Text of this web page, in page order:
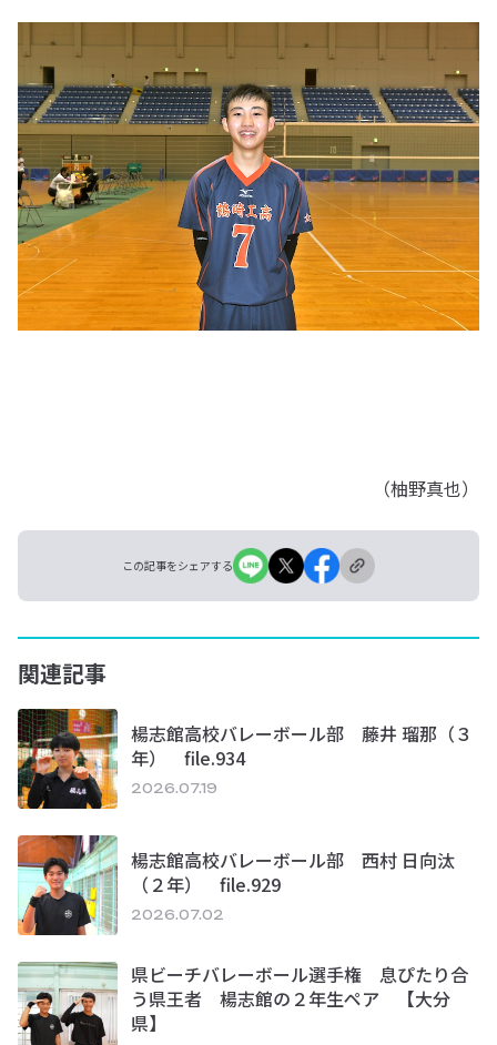
（柚野真也）
この記事をシェアする
関連記事
楊志館高校バレーボール部 藤井 瑠那（３
年） file.934
2026.07.19
楊志館高校バレーボール部 西村 日向汰
（２年） file.929
2026.07.02
県ビーチバレーボール選手権 息ぴたり合
う県王者 楊志館の２年生ペア 【大分
県】